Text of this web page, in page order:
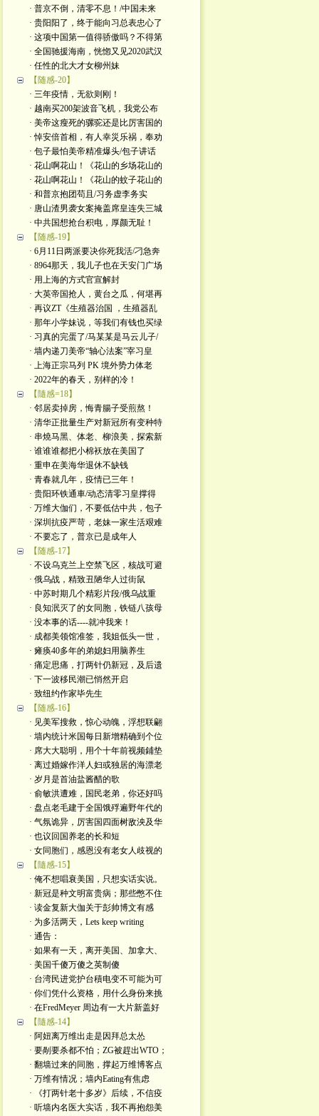
· 普京不倒，清零不息！/中国未来
· 贵阳阳了，终于能向习总表忠心了
· 这项中国第一值得骄傲吗？不得第
· 全国驰援海南，恍惚又见2020武汉
· 任性的北大才女柳州妹
【随感-20】
· 三年疫情，无欲则刚！
· 越南买200架波音飞机，我党公布
· 美帝这瘦死的骡驼还是比厉害国的
· 悼安倍首相，有人幸災乐祸，奉劝
· 包子最怕美帝精准爆头/包子讲话
· 花山啊花山！《花山的乡场花山的
· 花山啊花山！《花山的蚊子花山的
· 和普京抱团苟且/习务虚李务实
· 唐山渣男袭女案掩盖席皇连失三城
· 中共国想抢台积电，厚颜无耻！
【随感-19】
· 6月11日两派要决你死我活/刁急奔
· 8964那天，我儿子也在天安门广场
· 用上海的方式官宣解封
· 大英帝国抢人，黄台之瓜，何堪再
· 再议ZT《生殖器治国 ，生殖器乱
· 那年小学妹说，等我们有钱也买绿
· 习真的完蛋了/马某某是马云儿子/
· 墙内递刀美帝“轴心法案”宰习皇
· 上海正宗马列 PK 境外势力体老
· 2022年的春天，别样的冷！
【隨感=18】
· 邻居卖掉房，悔青腸子受煎熬！
· 清华正批量生产对新冠所有变种特
· 串燒马黑、体老、柳浪美，探索新
· 谁谁谁都把小棉袄放在美国了
· 重申在美海华退休不缺钱
· 青春就几年，疫情已三年！
· 贵阳环铁通車/动态清零习皇撑得
· 万维大伽们，不要低估中共，包子
· 深圳抗疫严苛，老妹一家生活艰难
· 不要忘了，普京已是成年人
【随感-17】
· 不设乌克兰上空禁飞区，核战可避
· 俄乌战，精致丑陋华人过街鼠
· 中苏时期几个精彩片段/俄乌战重
· 良知泯灭了的女同胞，铁链八孩母
· 没本事的话----就冲我来！
· 成都美领馆准签，我姐低头一世，
· 瘫痪40多年的弟媳妇用脑养生
· 痛定思痛，打两针仍新冠，及后遗
· 下一波移民潮已悄然开启
· 致纽约作家毕先生
【随感-16】
· 见美军搜救，惊心动魄，浮想联翩
· 墙内统计米国每日新增精确到个位
· 席大大聪明，用个十年前视频鋪垫
· 离过婚嫁作洋人妇或独居的海漂老
· 岁月是首油盐酱醋的歌
· 俞敏洪遭难，国民老弟，你还好吗
· 盘点老毛建于全国饿殍遍野年代的
· 气氛诡异，厉害国四面树敌泱及华
· 也议回国养老的长和短
· 女同胞们，感恩没有老女人歧视的
【隨感-15】
· 俺不想唱衰美国，只想实话实说。
· 新冠是种文明富贵病；那些憋不住
· 读金复新大伽关于彭帅博文有感
· 为多活两天，Lets keep writing
· 通告：
· 如果有一天，离开美国、加拿大、
· 美国千傻万傻之英制傻
· 台湾民进党护台積电变不可能为可
· 你们凭什么资格，用什么身份来挑
· 在FredMeyer 周边有一大片新盖好
【隨感-14】
· 阿妞离万维出走是因拜总太怂
· 要剮要杀都不怕；ZG被趕出WTO；
· 翻墙过来的同胞，撑起万维博客点
· 万维有情况；墙内Eating有焦虑
· 《打两针老十多岁》后续，不信疫
· 听墙内名医大实话，我不再抱怨美